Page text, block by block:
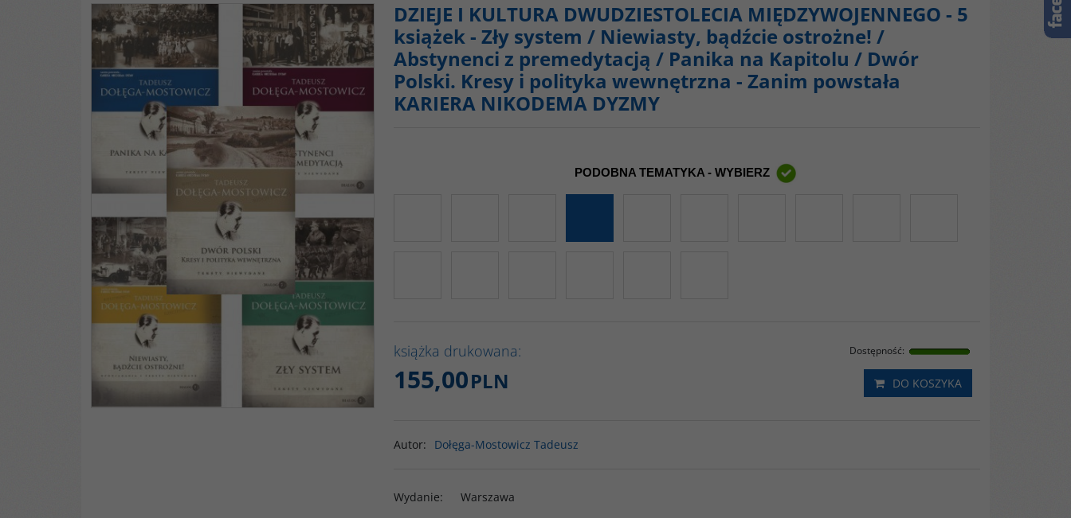
DZIEJE I KULTURA DWUDZIESTOLECIA MIĘDZYWOJENNEGO - 5
książek - Zły system / Niewiasty, bądźcie ostrożne! /
Abstynenci z premedytacją / Panika na Kapitolu / Dwór
Polski. Kresy i polityka wewnętrzna - Zanim powstała
KARIERA NIKODEMA DYZMY
PODOBNA TEMATYKA - WYBIERZ
książka drukowana: Dostępność:
155,00PLN DO KOSZYKA
Autor: Dołęga-Mostowicz Tadeusz
Wydanie:
Warszawa